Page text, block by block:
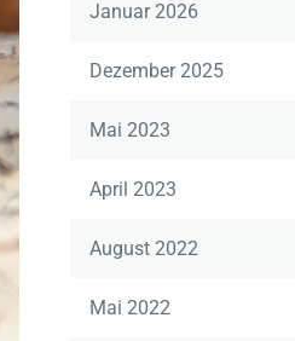
Januar 2026
Dezember 2025
Mai 2023
April 2023
August 2022
Mai 2022